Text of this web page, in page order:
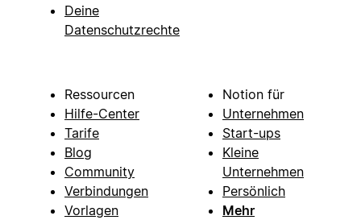
Deine
Datenschutzrechte
Ressourcen
Hilfe-Center
Tarife
Blog
Community
Verbindungen
Vorlagen
Notion für
Unternehmen
Start-ups
Kleine
Unternehmen
Persönlich
Mehr